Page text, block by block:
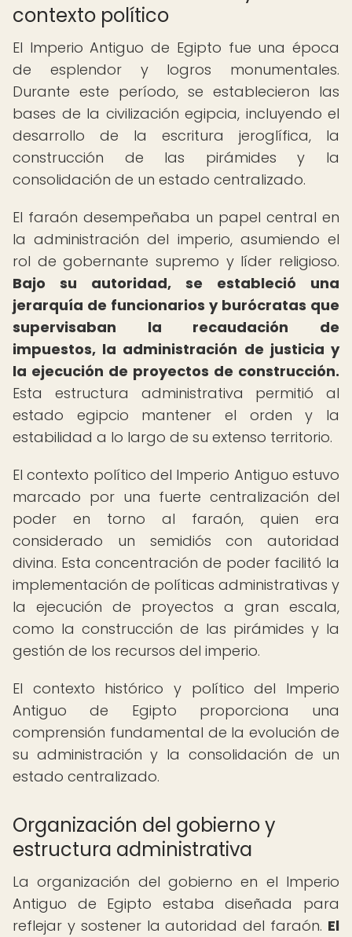
contexto político
El Imperio Antiguo de Egipto fue una época
de esplendor y logros monumentales.
Durante este período, se establecieron las
bases de la civilización egipcia, incluyendo el
desarrollo de la escritura jeroglífica, la
construcción de las pirámides y la
consolidación de un estado centralizado.
El faraón desempeñaba un papel central en
la administración del imperio, asumiendo el
rol de gobernante supremo y líder religioso.
Bajo su autoridad, se estableció una
jerarquía de funcionarios y burócratas que
supervisaban la recaudación de
impuestos, la administración de justicia y
la ejecución de proyectos de construcción.
Esta estructura administrativa permitió al
estado egipcio mantener el orden y la
estabilidad a lo largo de su extenso territorio.
El contexto político del Imperio Antiguo estuvo
marcado por una fuerte centralización del
poder en torno al faraón, quien era
considerado un semidiós con autoridad
divina. Esta concentración de poder facilitó la
implementación de políticas administrativas y
la ejecución de proyectos a gran escala,
como la construcción de las pirámides y la
gestión de los recursos del imperio.
El contexto histórico y político del Imperio
Antiguo de Egipto proporciona una
comprensión fundamental de la evolución de
su administración y la consolidación de un
estado centralizado.
Organización del gobierno y
estructura administrativa
La organización del gobierno en el Imperio
Antiguo de Egipto estaba diseñada para
reflejar y sostener la autoridad del faraón. El